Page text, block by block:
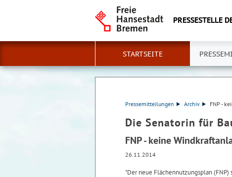
PRESSESTELLE
STARTSEITE
Pressemitteilungen Archiv FNP -
Die Senatorin für
FNP - keine
26.11.2014
"Der neue Flächennutzungsplan